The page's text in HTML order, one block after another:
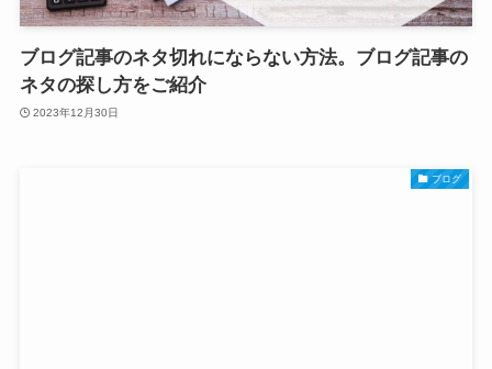
ブログ記事のネタ切れにならない方法。ブログ記事の
ネタの探し方をご紹介
2023年12月30日
ブログ